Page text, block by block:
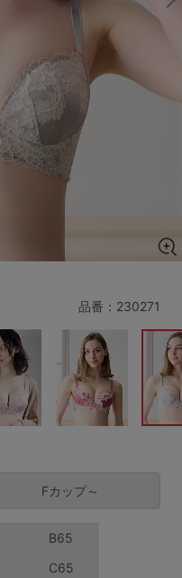
E85
表示する
～1,999円
～3,999円
品番： 230271
Fカップ～
B65
C65